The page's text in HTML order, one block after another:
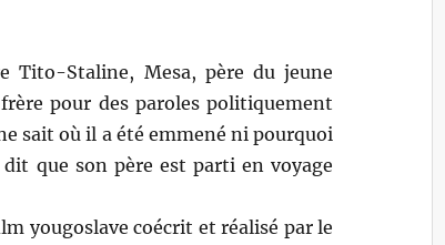
Tito-Staline, Mesa, père du jeune
pour des paroles politiquement
sait où il a été emmené ni pourquoi
que son père est parti en voyage
yougoslave coécrit et réalisé par le